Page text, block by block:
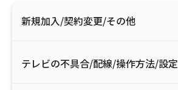
新規加入/契約変更/その他
テレビの不具合/配線/操作方法/設定